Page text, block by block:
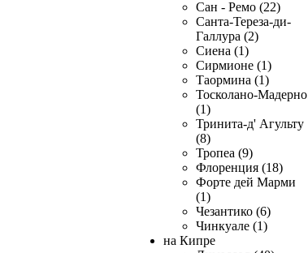
Сан - Ремо (22)
Санта-Тереза-ди-
Галлура (2)
Сиена (1)
Сирмионе (1)
Таормина (1)
Тосколано-Мадерно
(1)
Тринита-д' Агульту
(8)
Тропеа (9)
Флоренция (18)
Форте дей Марми
(1)
Чезантико (6)
Чинкуале (1)
на Кипре